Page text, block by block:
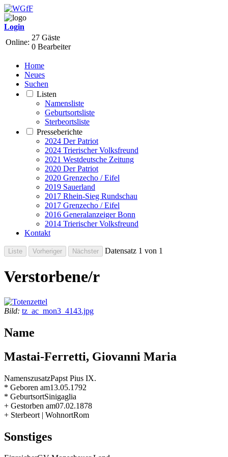
Login
Online:
27 Gäste
0 Bearbeiter
Home
Neues
Suchen
Listen
Namensliste
Geburtsortsliste
Sterbeortsliste
Presseberichte
2024 Der Patriot
2024 Trierischer Volksfreund
2021 Westdeutsche Zeitung
2020 Der Patriot
2020 Grenzecho / Eifel
2019 Sauerland
2017 Rhein-Sieg Rundschau
2017 Grenzecho / Eifel
2016 Generalanzeiger Bonn
2014 Trierischer Volksfreund
Kontakt
Datensatz 1 von 1
Verstorbene/r
Bild: tz_ac_mon3_4143.jpg
Name
Mastai-Ferretti, Giovanni Maria
NamenszusatzPapst Pius IX.
* Geboren am13.05.1792
* GeburtsortSinigaglia
+ Gestorben am07.02.1878
+ Sterbeort | WohnortRom
Sonstiges